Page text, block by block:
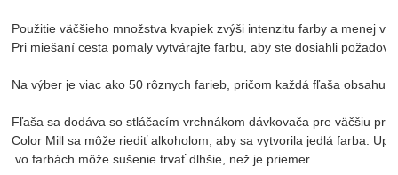
Použitie väčšieho množstva kvapiek zvýši intenzitu farby a menej
Pri miešaní cesta pomaly vytvárajte farbu, aby ste dosiahli
Na výber je viac ako 50 rôznych farieb, pričom každá fľaša
Fľaša sa dodáva so stláčacím vrchnákom dávkovača pre väčšiu
Color Mill sa môže riediť alkoholom, aby sa vytvorila jedlá farba.
vo farbách môže sušenie trvať dlhšie, než je priemer.